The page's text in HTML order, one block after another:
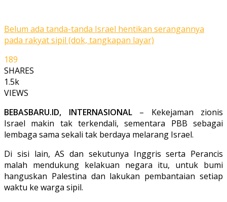
Belum ada tanda-tanda Israel hentikan serangannya
pada rakyat sipil (dok, tangkapan layar)
189
SHARES
1.5k
VIEWS
BEBASBARU.ID, INTERNASIONAL– Kekejaman zionis
Israel makin tak terkendali, sementara PBB sebagai
lembaga sama sekali tak berdaya melarang Israel.
Di sisi lain, AS dan sekutunya Inggris serta Perancis
malah mendukung kelakuan negara itu, untuk bumi
hanguskan Palestina dan lakukan pembantaian setiap
waktu ke warga sipil.